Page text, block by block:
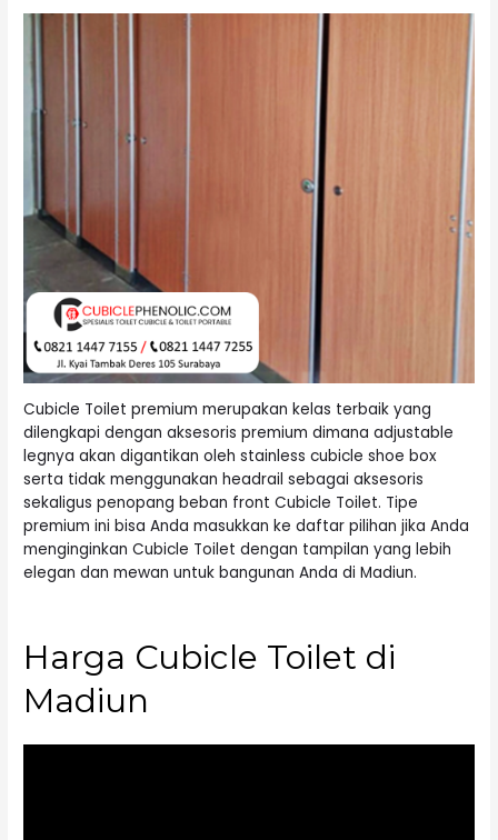
Cubicle Toilet premium merupakan kelas terbaik yang
dilengkapi dengan aksesoris premium dimana adjustable
legnya akan digantikan oleh stainless cubicle shoe box
serta tidak menggunakan headrail sebagai aksesoris
sekaligus penopang beban front Cubicle Toilet. Tipe
premium ini bisa Anda masukkan ke daftar pilihan jika Anda
menginginkan Cubicle Toilet dengan tampilan yang lebih
elegan dan mewan untuk bangunan Anda di Madiun.
Harga Cubicle Toilet di
Madiun